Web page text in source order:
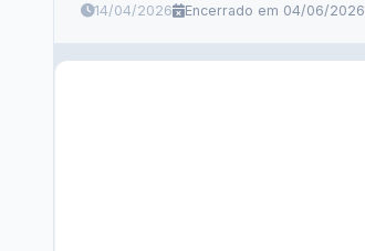
14/04/2026
Encerrado em 04/06/2026